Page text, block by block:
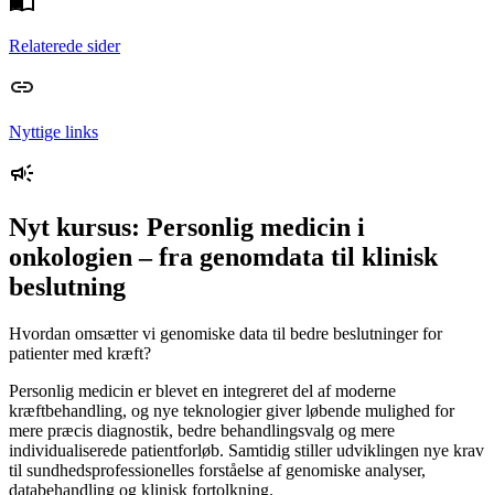
Relaterede sider
Nyttige links
Nyt kursus: Personlig medicin i
onkologien – fra genomdata til klinisk
beslutning
Hvordan omsætter vi genomiske data til bedre beslutninger for
patienter med kræft?
Personlig medicin er blevet en integreret del af moderne
kræftbehandling, og nye teknologier giver løbende mulighed for
mere præcis diagnostik, bedre behandlingsvalg og mere
individualiserede patientforløb. Samtidig stiller udviklingen nye krav
til sundhedsprofessionelles forståelse af genomiske analyser,
databehandling og klinisk fortolkning.